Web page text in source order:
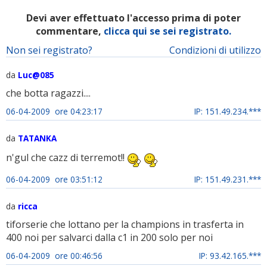
Devi aver effettuato l'accesso prima di poter
commentare, clicca qui se sei registrato.
Condizioni di utilizzo
Non sei registrato?
da Luc@085
che botta ragazzi....
06-04-2009 ore 04:23:17 IP: 151.49.234.***
da TATANKA
n'gul che cazz di terremot!!
06-04-2009 ore 03:51:12 IP: 151.49.231.***
da ricca
tiforserie che lottano per la champions in trasferta in
400 noi per salvarci dalla c1 in 200 solo per noi
06-04-2009 ore 00:46:56 IP: 93.42.165.***